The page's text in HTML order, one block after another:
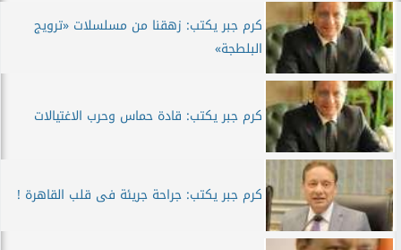
كرم جبر يكتب: زهقنا من مسلسلات «ترويج
البلطجة»
كرم جبر يكتب: قادة حماس وحرب الاغتيالات
كرم جبر يكتب: جراحة جريئة فى قلب القاهرة !